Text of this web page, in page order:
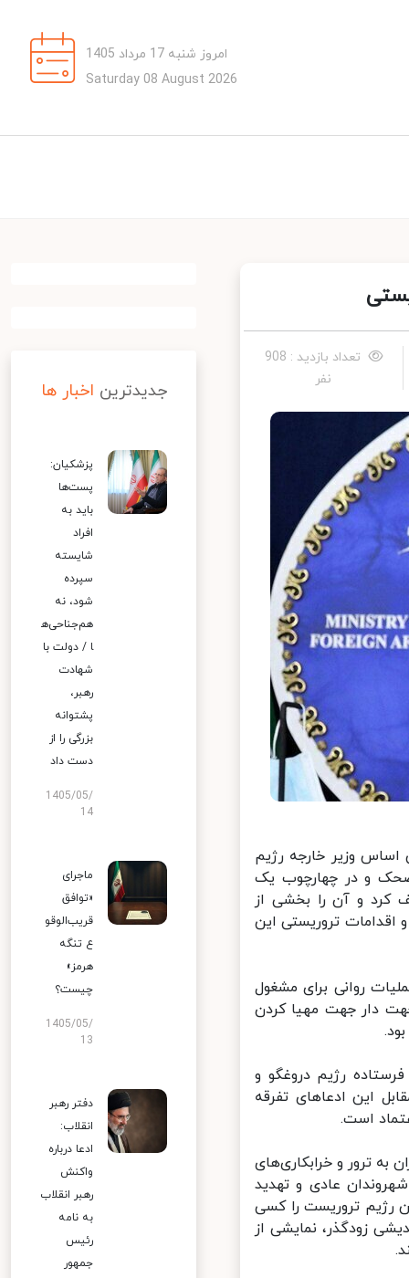
امروز شنبه 17 مرداد 1405
Saturday 08 August 2026
تعداد بازدید : 908
نفر
وزیر خارجه رژیم
و در چهارچوب یک
و آن را بخشی از
تروریستی این
روانی برای مشغول
دار جهت مهیا کردن
رژیم دروغگو و
این ادعاهای تفرقه
است.
ترور و خرابکاری‌های
عادی و تهدید
رژیم تروریست را کسی
زودگذر، نمایشی از
جدیدترین اخبار ها
پزشکیان:
پست‌ها
باید به
افراد
شایسته
سپرده
شود، نه
هم‌جناحی‌ه
ا / دولت با
شهادت
رهبر،
پشتوانه
بزرگی را از
دست داد
1405/05/
14
ماجرای
«توافق
قریب‌الوقو
ع تنگه
هرمز»
چیست؟
1405/05/
13
دفتر رهبر
انقلاب:
ادعا درباره
واکنش
رهبر انقلاب
به نامه
رئیس
جمهور